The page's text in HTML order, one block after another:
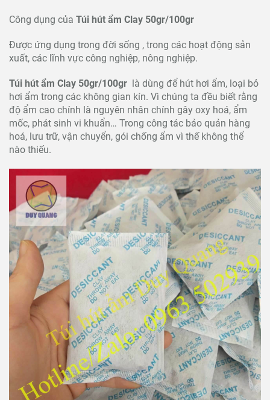
Công dụng của Túi hút ẩm Clay 50gr/100gr
Được ứng dụng trong đời sống , trong các hoạt động sản
xuất, các lĩnh vực công nghiệp, nông nghiệp.
Túi hút ẩm Clay 50gr/100gr là dùng để hút hơi ẩm, loại bỏ
hơi ẩm trong các không gian kín. Vì chúng ta đều biết rằng
độ ẩm cao chính là nguyên nhân chính gây oxy hoá, ẩm
mốc, phát sinh vi khuẩn… Trong công tác bảo quản hàng
hoá, lưu trữ, vận chuyển, gói chống ẩm vì thế không thể
nào thiếu.